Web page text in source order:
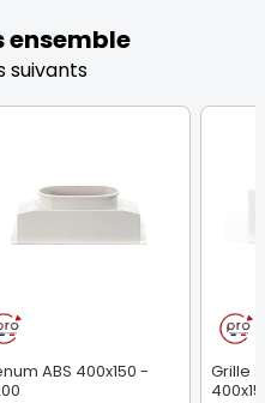
ensemble
suivants
ABS 400x150 -
Grille